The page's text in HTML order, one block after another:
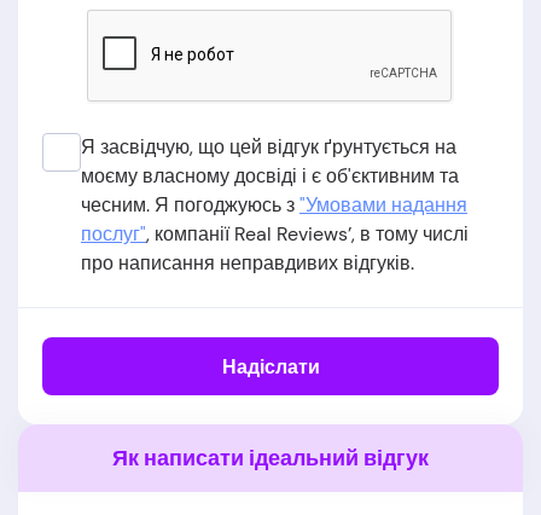
Я засвідчую, що цей відгук ґрунтується на
моєму власному досвіді і є об'єктивним та
чесним. Я погоджуюсь з"Умовами надання
послуг", компанії Real Reviews’, в тому числі
про написання неправдивих відгуків.
Надіслати
Як написати ідеальний відгук